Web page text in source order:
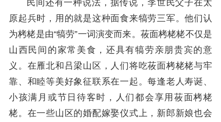
民间还有一种说法，据传说，李世民父子在太
原起兵时，用的就是这种面食来犒劳三军。他们认
为栲栳是由“犒劳”一词演变而来。莜面栲栳栳不仅是
山西民间的家常美食，还具有犒劳亲朋贵宾的意
义。在雁北和吕梁山区，人们将吃莜面栲栳栳与牢
靠、和睦等美好象征联系在一起。每逢老人寿诞、
小孩满月或节日待客时，人们都会享用莜面栲栳
栳。在一些山区的婚配嫁娶仪式上，新郎新娘也会